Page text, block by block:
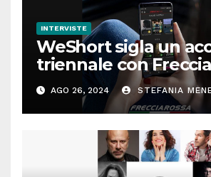
INTERVISTE
WeShort sigla un
triennale con
AGO 26, 2024 STEFANIA